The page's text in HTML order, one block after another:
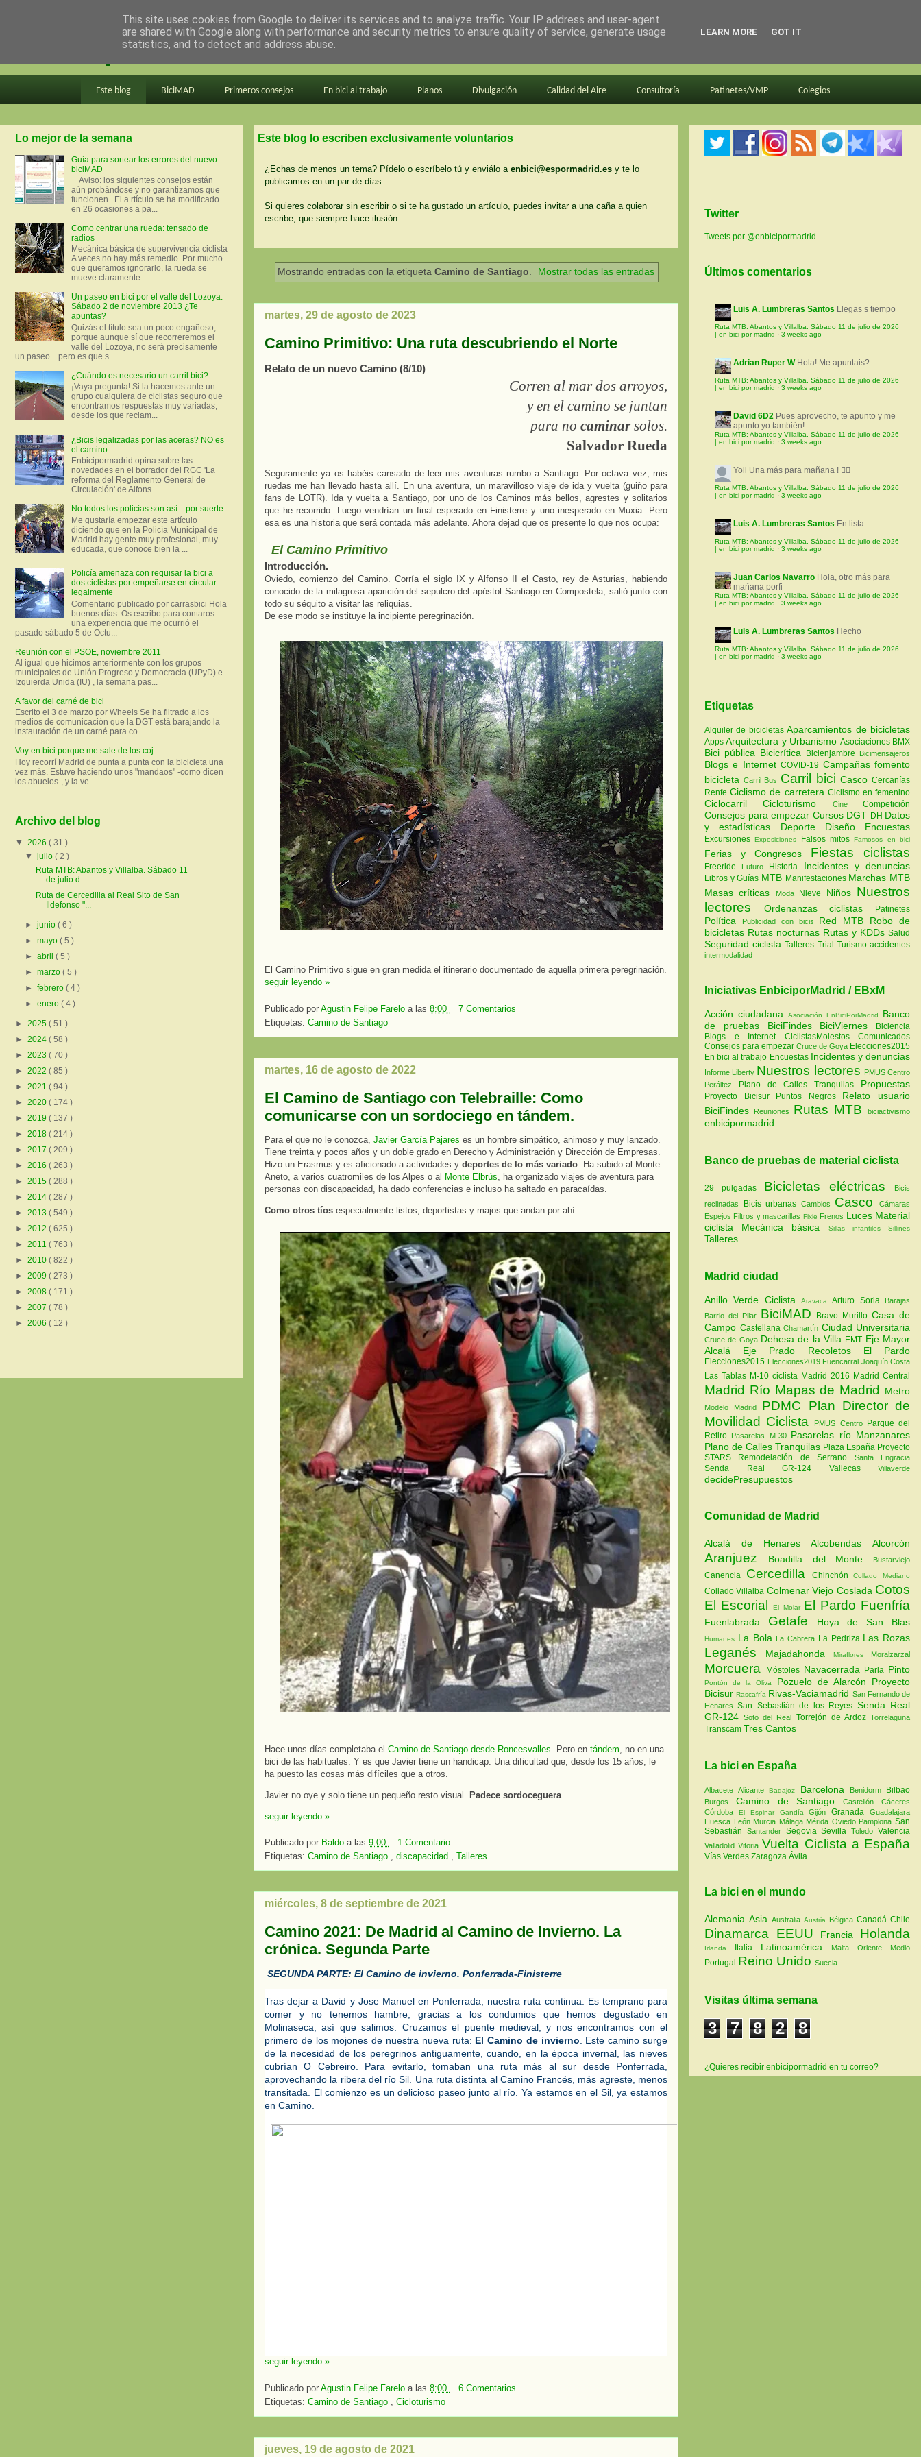
en bici por madrid
Este blog BiciMAD Primeros consejos En bici al trabajo Planos Divulgación Calidad del Aire Consultoría Patinetes/VMP Colegios
Este blog lo escriben exclusivamente voluntarios
¿Echas de menos un tema? Pídelo o escríbelo tú y enviálo a enbici@espormadrid.es y te lo
publicamos en un par de días.
Si quieres colaborar sin escribir o si te ha gustado un artículo, puedes invitar a una caña a quien
escribe, que siempre hace ilusión.
Mostrando entradas con la etiqueta Camino de Santiago Mostrar todas las entradas
martes, 29 de agosto de 2023
Camino Primitivo: Una ruta descubriendo el Norte
Relato de un nuevo Camino (8/10)
Corren al mar dos arroyos,
y en el camino se juntan
para no caminarsolos.
Salvador Rueda
Seguramente ya os habéis cansado de leer mis aventuras rumbo a Santiago. Por octava vez, mis
ruedas me han llevado hasta allí. En una aventura, un maravilloso viaje de ida y vuelta (guiño para
fans de LOTR). Ida y vuelta a Santiago, por uno de los Caminos más bellos, agrestes y solitarios
que he recorrido. Luego vendrían un final esperado en Finisterre y uno inesperado en Muxia. Pero
esa es una historia que será contada más adelante. Ahora dejad que os presente lo que nos ocupa:
El Camino Primitivo
Introducción.
Oviedo, comienzo del Camino. Corría el siglo IX y Alfonso II el Casto, rey de Asturias, habiendo
conocido de la milagrosa aparición del sepulcro del apóstol Santiago en Compostela, salió junto con
todo su séquito a visitar las reliquias.
De ese modo se instituye la incipiente peregrinación.
El Camino Primitivo sigue en gran medida el itinerario documentado de aquella primera peregrinación.
seguir leyendo »
Publicado por Agustin Felipe Farelo a las 8:00
7 Comentarios
Etiquetas: Camino de Santiago
martes, 16 de agosto de 2022
El Camino de Santiago con Telebraille: Como
comunicarse con un sordociego en tándem.
Para el que no le conozca, Javier García Pajares es un hombre simpático, animoso y muy lanzado.
Tiene treinta y pocos años y un doble grado en Derecho y Administración y Dirección de Empresas.
Hizo un Erasmus y es aficionado a actividades y deportes de lo más variado . Ha subido al Monte
Aneto, a varios cuatromiles de los Alpes o al Monte Elbrús , ha organizado viajes de aventura para
personas con discapacidad, ha dado conferencias e incluso ha saltado en paracaídas.
Como otros tíos especialmente listos, deportistas y majos que andan por ahí.
Hace unos días completaba el Camino de Santiago desde Roncesvalles . Pero en tándem , no en una
bici de las habituales. Y es que Javier tiene un handicap. Una dificultad que, desde los 15 años, le
ha puesto las cosas más difíciles que a otros.
Javier no oye y solo tiene un pequeño resto visual. Padece sordoceguera
seguir leyendo »
Publicado por Baldo a las 9:00
1 Comentario
Etiquetas: Camino de Santiago , discapacidad , Talleres
miércoles, 8 de septiembre de 2021
Camino 2021: De Madrid al Camino de Invierno. La
crónica. Segunda Parte
SEGUNDA PARTE: El Camino de invierno. Ponferrada-Finisterre
Tras dejar a David y Jose Manuel en Ponferrada, nuestra ruta continua. Es temprano para
comer y no tenemos hambre, gracias a los condumios que hemos degustado en
Molinaseca, así que salimos. Cruzamos el puente medieval, y nos encontramos con el
primero de los mojones de nuestra nueva ruta: El Camino de invierno . Este camino surge
de la necesidad de los peregrinos antiguamente, cuando, en la época invernal, las nieves
cubrían O Cebreiro. Para evitarlo, tomaban una ruta más al sur desde Ponferrada,
aprovechando la ribera del río Sil. Una ruta distinta al Camino Francés, más agreste, menos
transitada. El comienzo es un delicioso paseo junto al río. Ya estamos en el Sil, ya estamos
en Camino.
seguir leyendo »
Publicado por Agustin Felipe Farelo a las 8:00
6 Comentarios
Etiquetas: Camino de Santiago Cicloturismo
jueves, 19 de agosto de 2021
Lo mejor de la semana
Guía para sortear los errores del nuevo
biciMAD
Aviso: los siguientes consejos están
aún probándose y no garantizamos que
funcionen. El a rtículo se ha modificado
en 26 ocasiones a pa...
Como centrar una rueda: tensado de
radios
Mecánica básica de supervivencia ciclista
A veces no hay más remedio. Por mucho
que queramos ignorarlo, la rueda se
mueve claramente ...
Un paseo en bici por el valle del Lozoya.
Sábado 2 de noviembre 2013 ¿Te
apuntas?
Quizás el título sea un poco engañoso,
porque aunque sí que recorreremos el
valle del Lozoya, no será precisamente
un paseo... pero es que s...
¿Cuándo es necesario un carril bici?
¡Vaya pregunta! Si la hacemos ante un
grupo cualquiera de ciclistas seguro que
encontramos respuestas muy variadas,
desde los que reclam...
¿Bicis legalizadas por las aceras? NO es
el camino
Enbicipormadrid opina sobre las
novedades en el borrador del RGC 'La
reforma del Reglamento General de
Circulación' de Alfons...
No todos los policías son así... por suerte
Me gustaría empezar este artículo
diciendo que en la Policía Municipal de
Madrid hay gente muy profesional, muy
educada, que conoce bien la ...
Policía amenaza con requisar la bici a
dos ciclistas por empeñarse en circular
legalmente
Comentario publicado por carrasbici Hola
buenos días. Os escribo para contaros
una experiencia que me ocurrió el
pasado sábado 5 de Octu...
Reunión con el PSOE, noviembre 2011
Al igual que hicimos anteriormente con los grupos
municipales de Unión Progreso y Democracia (UPyD) e
Izquierda Unida (IU) , la semana pas...
A favor del carné de bici
Escrito el 3 de marzo por Wheels Se ha filtrado a los
medios de comunicación que la DGT está barajando la
instauración de un carné para co...
Voy en bici porque me sale de los coj...
Hoy recorrí Madrid de punta a punta con la bicicleta una
vez más. Estuve haciendo unos "mandaos" -como dicen
los abuelos-, y la ve...
Archivo del blog
▼ 2026 ( 31 )
▼julio( 2 )
Ruta MTB: Abantos y Villalba. Sábado 11
de julio d...
Ruta de Cercedilla al Real Sito de San
Ildefonso "...
►junio( 6 )
►mayo( 5 )
►abril( 5 )
►marzo( 5 )
►febrero( 4 )
►enero( 4 )
► 2025 ( 51 )
► 2024 ( 58 )
► 2023 ( 70 )
► 2022 ( 85 )
► 2021 ( 94 )
► 2020 ( 174 )
► 2019 ( 137 )
► 2018 ( 214 )
► 2017 ( 209 )
► 2016 ( 263 )
► 2015 ( 288 )
► 2014 ( 287 )
► 2013 ( 549 )
► 2012 ( 625 )
► 2011 ( 763 )
► 2010 ( 822 )
► 2009 ( 273 )
► 2008 ( 171 )
► 2007 ( 78 )
► 2006 ( 12 )
Twitter
Tweets por @enbicipormadrid
Últimos comentarios
Luis A. Lumbreras Santos Llegas s tiempo
Ruta MTB: Abantos y Villalba. Sábado 11 de julio de 2026
| en bici por madrid · 3 weeks ago
Adrian Ruper W Hola! Me apuntais?
Ruta MTB: Abantos y Villalba. Sábado 11 de julio de 2026
| en bici por madrid · 3 weeks ago
David 6D2 Pues aprovecho, te apunto y me
apunto yo también!
Ruta MTB: Abantos y Villalba. Sábado 11 de julio de 2026
| en bici por madrid · 3 weeks ago
Yoli Una más para mañana ! 🚵‍♀️
Ruta MTB: Abantos y Villalba. Sábado 11 de julio de 2026
| en bici por madrid · 3 weeks ago
Luis A. Lumbreras Santos En lista
Ruta MTB: Abantos y Villalba. Sábado 11 de julio de 2026
| en bici por madrid · 3 weeks ago
Juan Carlos Navarro Hola, otro más para
mañana porfi
Ruta MTB: Abantos y Villalba. Sábado 11 de julio de 2026
| en bici por madrid · 3 weeks ago
Luis A. Lumbreras Santos Hecho
Ruta MTB: Abantos y Villalba. Sábado 11 de julio de 2026
| en bici por madrid · 3 weeks ago
Etiquetas
Alquiler de bicicletasAparcamientos de bicicletas
AppsArquitectura y Urbanismo Asociaciones BMX
Bici pública Bicicrítica Bicienjambre Bicimensajeros
Blogs e InternetCOVID-19 Campañas fomento
bicicleta Carril Bus Carril biciCascoCercanías
RenfeCiclismo de carretera Ciclismo en femenino
CiclocarrilCicloturismo CineCompetición
Consejos para empezar Cursos DGT DH Datos
y estadísticas Deporte Diseño Encuestas
ExcursionesExposiciones Falsos mitosFamosos en bici
Ferias y Congresos Fiestas ciclistas
Freeride Futuro Historia Incidentes y denuncias
Libros y Guías MTB Manifestaciones Marchas MTB
Masas críticas
Moda Nieve Niños Nuestros
lectores
Ordenanzas ciclistas Patinetes
Política Publicidad con bicis Red MTB Robo de
bicicletas Rutas nocturnas Rutas y KDDs Salud
Seguridad ciclistaTalleres Trial Turismoaccidentes
intermodalidad
Iniciativas EnbiciporMadrid / EBxM
Acción ciudadana Asociación EnBiciPorMadrid
Banco
de pruebas
BiciFindes BiciViernes
Biciencia
Blogs e Internet
CiclistasMolestos
Comunicados
Consejos para empezar Cruce de Goya Elecciones2015
En bici al trabajo Encuestas Incidentes y denuncias
Informe Liberty Nuestros lectores
PMUS Centro
Peráltez
Plano de Calles Tranquilas Propuestas
Proyecto Bicisur Puntos Negros
Relato usuario
BiciFindes
Reuniones Rutas MTB biciactivismo
enbicipormadrid
Banco de pruebas de material ciclista
29 pulgadas Bicicletas eléctricas
Bicis
reclinadas
Bicis urbanas Cambios Casco
Cámaras
Espejos Filtros y mascarillas Fixie Frenos Luces Material
ciclista
Mecánica básica Sillas infantiles Sillines
Talleres
Madrid ciudad
Anillo Verde Ciclista AravacaArturo Soria
Barajas
Barrio del Pilar BiciMAD Bravo MurilloCasa de
Campo Castellana Chamartín Ciudad Universitaria
Cruce de Goya Dehesa de la Villa EMT Eje Mayor
Alcalá Eje Prado Recoletos El Pardo
Elecciones2015 Elecciones2019 Fuencarral Joaquín Costa
Las Tablas M-10 ciclista Madrid 2016 Madrid Central
Madrid Río Mapas de Madrid Metro
Modelo Madrid PDMC Plan Director de
Movilidad Ciclista
PMUS Centro Parque del
Retiro Pasarelas M-30 Pasarelas río Manzanares
Plano de Calles Tranquilas Plaza España Proyecto
STARS Remodelación de Serrano Santa Engracia
Senda Real GR-124 Vallecas Villaverde
decidePresupuestos
Comunidad de Madrid
Alcalá de HenaresAlcobendas Alcorcón
Aranjuez Boadilla del Monte Bustarviejo
Canencia Cercedilla ChinchónCollado Mediano
Collado Villalba Colmenar Viejo Coslada Cotos
El EscorialEl Molar El Pardo Fuenfría
Fuenlabrada Getafe Hoya de San Blas
Humanes La Bola La Cabrera La Pedriza Las Rozas
Leganés Majadahonda Miraflores Moralzarzal
Morcuera Móstoles Navacerrada Parla Pinto
Pontón de la Oliva Pozuelo de Alarcón Proyecto
BicisurRascafría Rivas-Vaciamadrid San Fernando de
HenaresSan Sebastián de los Reyes Senda Real
GR-124Soto del Real Torrejón de ArdozTorrelaguna
Transcam Tres Cantos
La bici en España
AlbaceteAlicanteBadajoz Barcelona Benidorm Bilbao
Burgos Camino de SantiagoCastellónCáceres
Córdoba El Espinar GandíaGijónGranadaGuadalajara
Huesca León Murcia Málaga Mérida Oviedo PamplonaSan
Sebastián Santander SegoviaSevillaToledoValencia
ValladolidVitoria Vuelta Ciclista a España
Vías Verdes Zaragoza Ávila
La bici en el mundo
Alemania Asia Australia Austria Bélgica Canadá Chile
Dinamarca EEUU Francia Holanda
Irlanda Italia Latinoamérica Malta Oriente Medio
Portugal Reino Unido Suecia
Visitas última semana
3 7 8 2 8
¿Quieres recibir enbicipormadrid en tu correo?
This site uses cookies from Google to deliver its services and to analyze traffic. Your IP address and user-agent
are shared with Google along with performance and security metrics to ensure quality of service, generate usage
statistics, and to detect and address abuse.
LEARN MORE GOT IT